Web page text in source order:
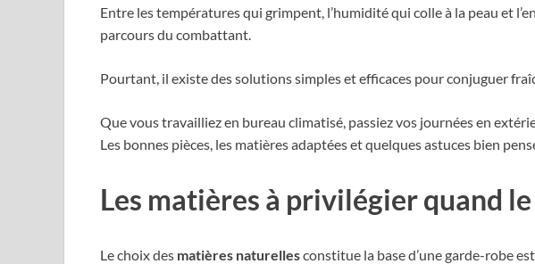
Entre les températures qui grimpent, l’humidité qui colle à la peau et
parcours du combattant.
Pourtant, il existe des solutions simples et efficaces pour conjuguer
Que vous travailliez en bureau climatisé, passiez vos journées en
Les bonnes pièces, les matières adaptées et quelques astuces bien
Les matières à privilégier quand
Le choix des matières naturellesconstitue la base d’une garde-robe